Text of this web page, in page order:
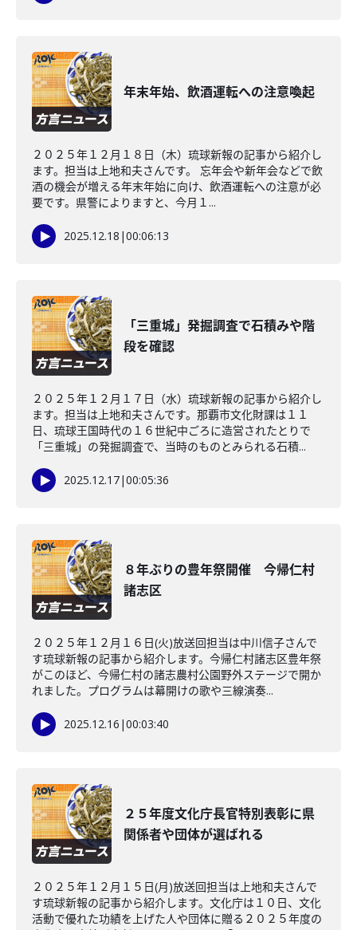
年末年始、飲酒運転への注意喚起
２０２５年１２月１８日（木）琉球新報の記事から紹介し
ます。担当は上地和夫さんです。 忘年会や新年会などで飲
酒の機会が増える年末年始に向け、飲酒運転への注意が必
要です。県警によりますと、今月１...
2025.12.18 |00:06:13
「三重城」発掘調査で石積みや階
段を確認
２０２５年１２月１７日（水）琉球新報の記事から紹介し
ます。担当は上地和夫さんです。那覇市文化財課は１１
日、琉球王国時代の１６世紀中ごろに造営されたとりで
「三重城」の発掘調査で、当時のものとみられる石積...
2025.12.17|00:05:36
８年ぶりの豊年祭開催 今帰仁村
諸志区
２０２５年１２月１６日(火)放送回担当は中川信子さんで
す琉球新報の記事から紹介します。今帰仁村諸志区豊年祭
がこのほど、今帰仁村の諸志農村公園野外ステージで開か
れました。プログラムは幕開けの歌や三線演奏...
2025.12.16 |00:03:40
２５年度文化庁長官特別表彰に県
関係者や団体が選ばれる
２０２５年１２月１５日(月)放送回担当は上地和夫さんで
す琉球新報の記事から紹介します。文化庁は１０日、文化
活動で優れた功績を上げた人や団体に贈る２０２５年度の